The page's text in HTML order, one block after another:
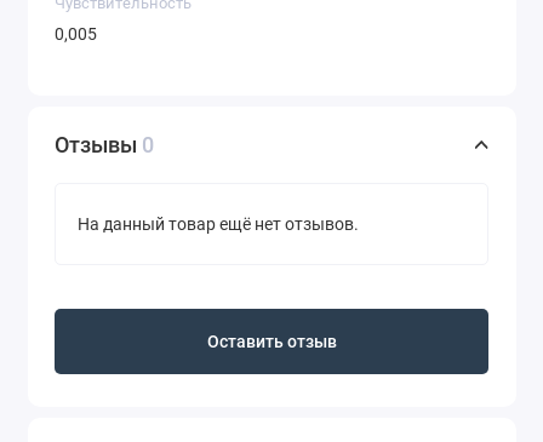
0,005
Отзывы 0
На данный товар ещё нет отзывов.
Оставить отзыв